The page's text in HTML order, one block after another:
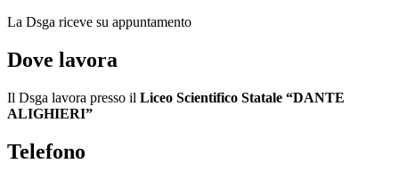
La Dsga riceve su appuntamento
Dove lavora
Il Dsga lavora presso il Liceo Scientifico Statale “DANTE
ALIGHIERI”
Telefono